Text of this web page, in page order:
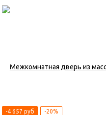
-4 657 руб -20%